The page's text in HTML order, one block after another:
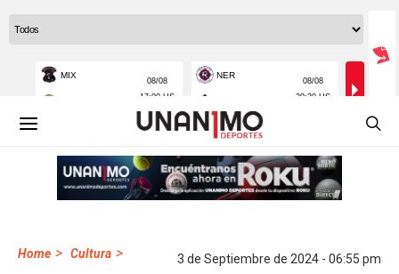
Home > Cultura > 3 de Septiembre de 2024 - 06:55 pm